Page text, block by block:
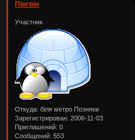
Пінгвін
Участник
Откуда: біля метро Позняки
Зарегистрирован: 2006-11-03
Приглашений: 0
Сообщений: 553